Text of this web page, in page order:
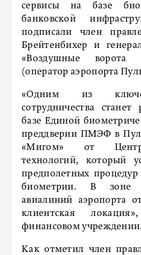
сервисы на базе
банковской
подписали член
Брейтенбихер и
«Воздушные ворота
(оператор аэропорта
«Одним из
сотрудничества станет
базе Единой
преддверии ПМЭФ в
«Мигом» от
технологий, который
предполетных
биометрии. В зоне
авиалиний аэропорта
клиентская
финансовом учреждении.
Как отметил член